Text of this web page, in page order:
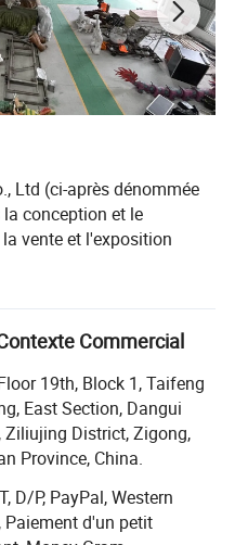
Ltd (ci-après dénommée
conception et le
vente et l'exposition
en 3 types de
paysages et
les dinosaures
en pierre,
lanternes de festival,
miniatures etc. Ils
plazas de ville, les jardins,
outre-mer alors que
Commercial
19th, Block 1, Taifeng
East Section, Dangui
Ziliujing District, Zigong,
Province, China.
D/P, PayPal, Western
Paiement d'un petit